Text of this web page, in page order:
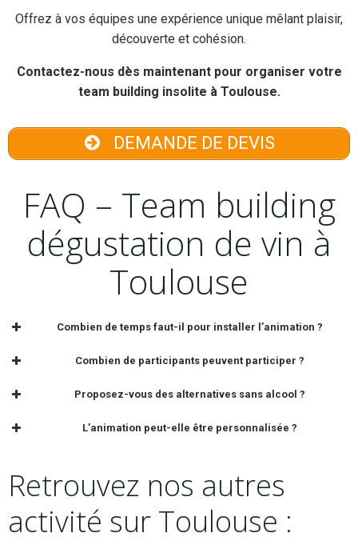
Offrez à vos équipes une expérience unique mêlant plaisir,
découverte et cohésion.
Contactez-nous dès maintenant pour organiser votre
team building insolite à Toulouse.
DEMANDE DE DEVIS
FAQ – Team building
dégustation de vin à
Toulouse
Combien de temps faut-il pour installer l’animation ?
Combien de participants peuvent participer ?
Proposez-vous des alternatives sans alcool ?
L’animation peut-elle être personnalisée ?
Retrouvez nos autres
activité sur Toulouse :